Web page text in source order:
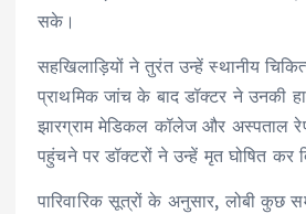
सके।
सहखिलाड़ियों ने तुरंत उन्हें स्थानीय
प्राथमिक जांच के बाद डॉक्टर ने उनकी
झारग्राम मेडिकल कॉलेज और अस्पताल
पहुंचने पर डॉक्टरों ने उन्हें मृत घोषित कर
पारिवारिक सूत्रों के अनुसार, लोबी कुछ